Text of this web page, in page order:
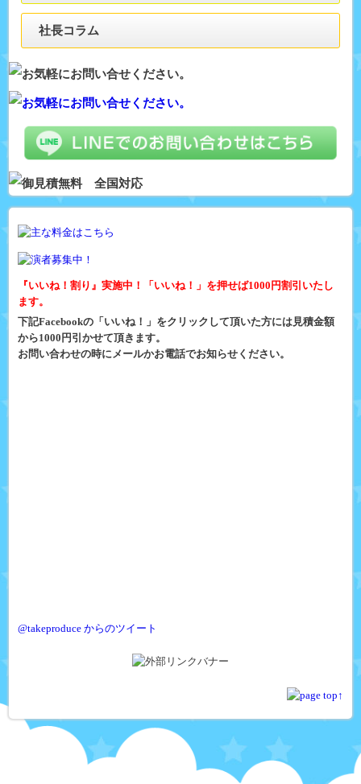
社長コラム
『いいね！割り』実施中！「いいね！」を押せば1000円割引いたし
ます。
下記Facebookの「いいね！」をクリックして頂いた方には見積金額
から1000円引かせて頂きます。
お問い合わせの時にメールかお電話でお知らせください。
@takeproduce からのツイート